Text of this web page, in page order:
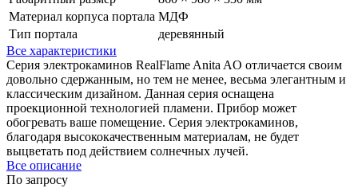
Материал корпуса портала МДФ
Тип портала
деревянный
Все характеристики
Серия электрокаминов RealFlame Anita AO отличается своим
довольно сдержанным, но тем не менее, весьма элегантным и
классическим дизайном. Данная серия оснащена
проекционной технологией пламени. Прибор может
обогревать ваше помещение. Серия электрокаминов,
благодаря высококачественным материалам, не будет
выцветать под действием солнечных лучей.
Все описание
По запросу